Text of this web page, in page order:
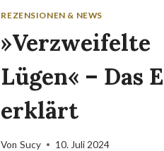
REZENSIONEN & NEWS
»Verzweifelte
Lügen« – Das
erklärt
Von Sucy 10. Juli 2024